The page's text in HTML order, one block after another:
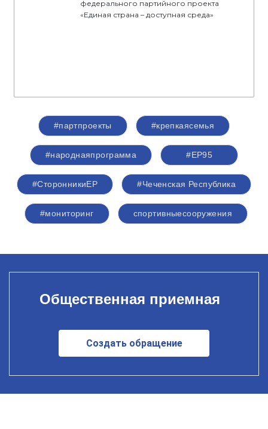
федерального партийного проекта
«Единая страна – доступная среда»
#партпроекты #крепкаясемья
#народнаяпрограмма #ЕР95
#СторонникиЕР #Чеченская Республика
#мониторинг спортивныесооружения
Общественная приемная
Создать обращение